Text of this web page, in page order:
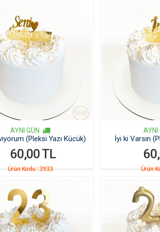
AYNI GÜN
(Pleksi Yazı Kücük)
60,00 TL
Ürün Kodu :3933
AYNI
İyi ki Varsın
Ürün